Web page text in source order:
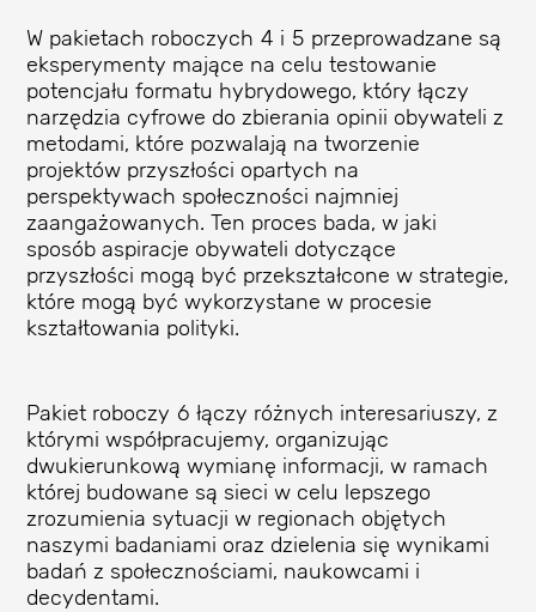
Pakiet roboczy 6 łączy różnych interesariuszy, z
którymi współpracujemy, organizując
dwukierunkową wymianę informacji, w ramach
której budowane są sieci w celu lepszego
zrozumienia sytuacji w regionach objętych
naszymi badaniami oraz dzielenia się wynikami
badań z społecznościami, naukowcami i
decydentami.
W pakietach roboczych 4 i 5 przeprowadzane są
eksperymenty mające na celu testowanie
potencjału formatu hybrydowego, który łączy
narzędzia cyfrowe do zbierania opinii obywateli z
metodami, które pozwalają na tworzenie
projektów przyszłości opartych na
perspektywach społeczności najmniej
zaangażowanych. Ten proces bada, w jaki
sposób aspiracje obywateli dotyczące
przyszłości mogą być przekształcone w strategie,
które mogą być wykorzystane w procesie
kształtowania polityki.